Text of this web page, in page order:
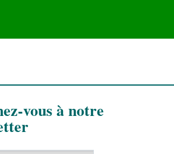
vous à notre